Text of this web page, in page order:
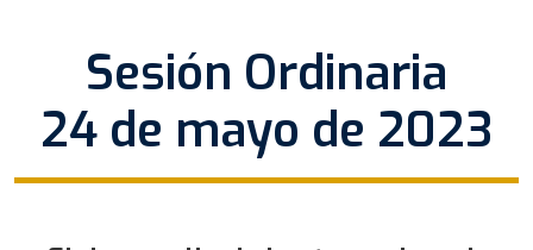
Sesión Ordinaria
24 de mayo de 2023